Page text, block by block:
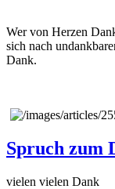
Wer von Herzen
sich nach
Dank.
Spruch zum
vielen vielen Dank